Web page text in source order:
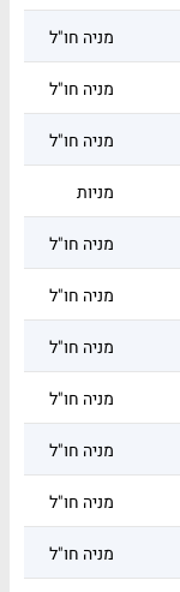
מניה חו"ל
מניה חו"ל
מניה חו"ל
מניות
מניה חו"ל
מניה חו"ל
מניה חו"ל
מניה חו"ל
מניה חו"ל
מניה חו"ל
מניה חו"ל